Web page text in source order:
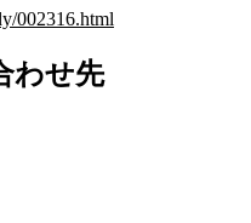
002316.html
わせ先